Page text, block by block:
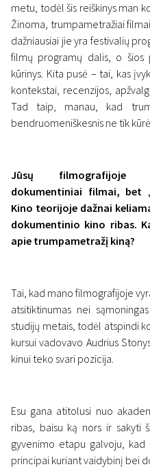
metu, todėl šis reiškinys man
Žinoma, trumpametražiai
dažniausiai jie yra festivalių
filmų programų dalis, o šios
kūrinys. Kita pusė – tai, kas
kontekstai, recenzijos,
Tad taip, manau, kad
bendruomeniškesnis ne tik
Jūsų filmografijoje
dokumentiniai filmai, bet
Kino teorijoje dažnai
dokumentinio kino ribas.
apie trumpametražį kiną?
Tai, kad mano filmografijoje
atsitiktinumas nei
studijų metais, todėl atspindi
kursui vadovavo Audrius
kinui teko svari pozicija.
Esu gana atitolusi nuo
ribas, baisu ką nors ir sakyti
gyvenimo etapu galvoju,
principai kuriant vaidybinį bei